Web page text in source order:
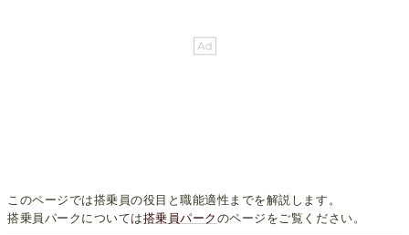
このページでは搭乗員の役目と職能適性までを解説します。
搭乗員パークについては搭乗員パーク のページをご覧ください。